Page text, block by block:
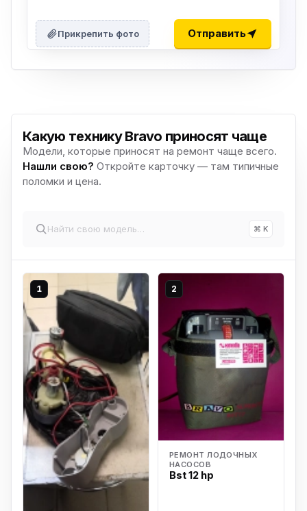
Прикрепить фото Отправить
Какую технику Bravo приносят чаще
Модели, которые приносят на ремонт чаще всего.
Нашли свою? Откройте карточку — там типичные
поломки и цена.
⌘ K
1 2
РЕМОНТ ЛОДОЧНЫХ
НАСОСОВ
Bst 12 hp